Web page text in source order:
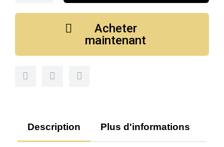
Acheter
maintenant
Description Plus d'informations